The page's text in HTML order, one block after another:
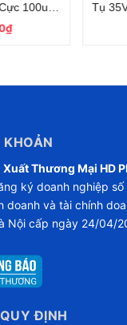
8x12mm
Hóa Phân CựcTụ
Thương Mại HD
ký doanh nghiệp
doanh và tài chính
Nội cấp ngày 24/04/
ĐỊNH